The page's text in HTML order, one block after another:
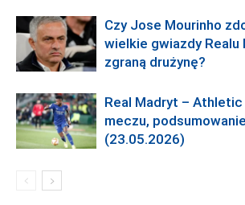
Czy Jose Mourinho
wielkie gwiazdy Realu
zgraną drużynę?
Real Madryt –
meczu,
(23.05.2026)